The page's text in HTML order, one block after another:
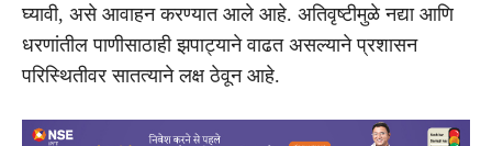
घ्यावी, असे आवाहन करण्यात आले आहे. अतिवृष्टीमुळे नद्या आणि
धरणांतील पाणीसाठाही झपाट्याने वाढत असल्याने प्रशासन
परिस्थितीवर सातत्याने लक्ष ठेवून आहे.